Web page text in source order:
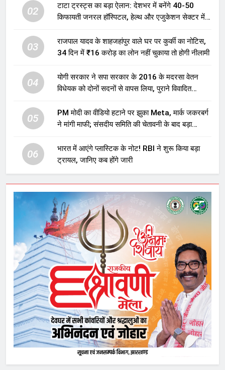
02
टाटा ट्रस्ट्स का बड़ा ऐलान: देशभर में बनेंगे 40-50
किफायती जनरल हॉस्पिटल, हेल्थ और एजुकेशन सेक्टर में
03
राजपाल यादव के शाहजहांपुर वाले घर पर कुर्की का नोटिस,
34 दिन में ₹16 करोड़ का लोन नहीं चुकाया तो होगी नीलामी
04
योगी सरकार ने सपा सरकार के 2016 के मदरसा वेतन
विधेयक को दोनों सदनों से वापस लिया, पुराने विवादित
05
PM मोदी का वीडियो हटाने पर झुका Meta, मार्क जकरबर्ग
ने मांगी माफी; संसदीय समिति की चेतावनी के बाद बड़ा
06
भारत में आएंगे प्लास्टिक के नोट! RBI ने शुरू किया बड़ा
ट्रायल, जानिए कब होंगे जारी